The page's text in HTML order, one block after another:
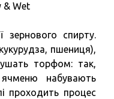
& Wet
зернового спирту.
пшениця),
торфом: так,
ячменю набувають
проходить процес